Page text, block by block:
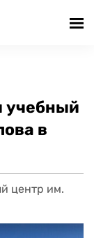
учебный
в
центр им.